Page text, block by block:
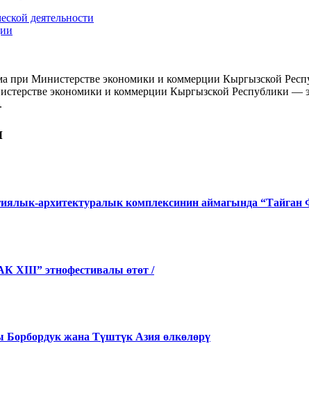
деятельности
экономики и коммерции Кыргызской Республики —
архитектуралык комплексинин аймагында “Тайган
этнофестивалы өтөт /
Борбордук жана Түштүк Азия өлкөлөрү